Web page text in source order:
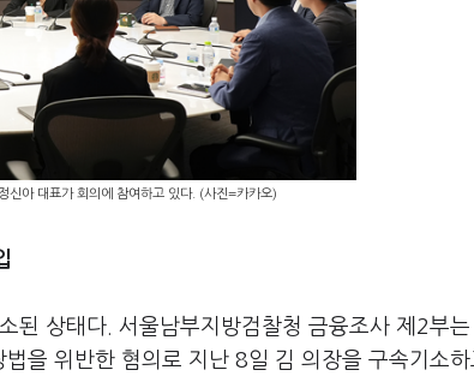
신아 대표가 회의에 참여하고 있다. (사진=카카오)
된 상태다. 서울남부지방검찰청 금융조사 제2부
을 위반한 혐의로 지난 8일 김 의장을 구속기소